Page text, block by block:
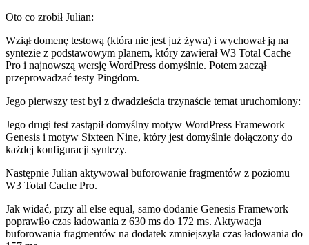
Oto co zrobił Julian:
Wziął domenę testową (która nie jest już żywa) i wychował ją na
syntezie z podstawowym planem, który zawierał W3 Total Cache
Pro i najnowszą wersję WordPress domyślnie. Potem zaczął
przeprowadzać testy Pingdom.
Jego pierwszy test był z dwadzieścia trzynaście temat uruchomiony:
Jego drugi test zastąpił domyślny motyw WordPress Framework
Genesis i motyw Sixteen Nine, który jest domyślnie dołączony do
każdej konfiguracji syntezy.
Następnie Julian aktywował buforowanie fragmentów z poziomu
W3 Total Cache Pro.
Jak widać, przy all else equal, samo dodanie Genesis Framework
poprawiło czas ładowania z 630 ms do 172 ms. Aktywacja
buforowania fragmentów na dodatek zmniejszyła czas ładowania do